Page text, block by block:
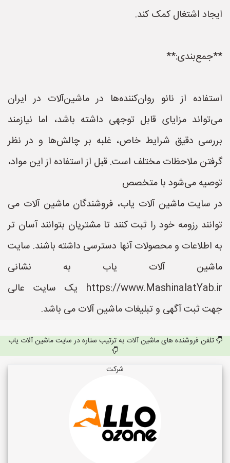
ایجاد اشتغال کمک کند.
**جمع‌بندی:**
استفاده از نانو روان‌کننده‌ها در ماشین‌آلات در ایران
می‌تواند مزایای قابل توجهی داشته باشد، اما نیازمند
بررسی دقیق شرایط خاص، غلبه بر چالش‌ها و در نظر
گرفتن ملاحظات مختلف است. قبل از استفاده از این مواد،
توصیه می‌شود با متخصص
در سایت ماشین آلات یاب، فروشندگان ماشین آلات می
توانند رزومه خود را ثبت کنند تا مشتریان بتوانند آسان تر
به اطلاعات و محصولات آنها دسترسی داشته باشند. سایت
ماشین آلات یاب به نشانی
https://www.MashinalatYab.ir یک سایت عالی
جهت ثبت آگهی و تبلیغات ماشین آلات می باشد.
تلفن فروشنده های ماشین آلات به ترتیب ستاره در سایت ماشین آلات یاب
شرکت